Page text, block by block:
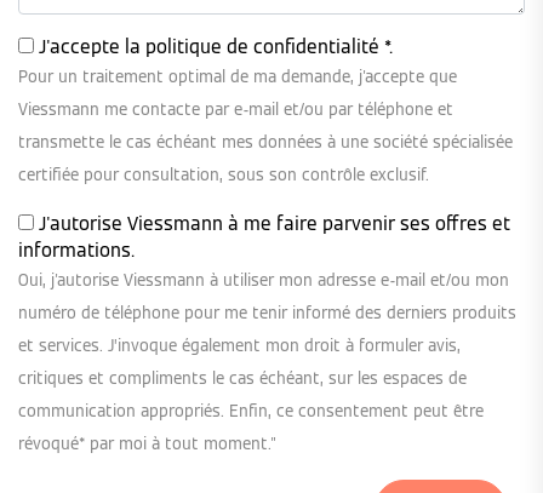
J'accepte la politique de confidentialité *.
Pour un traitement optimal de ma demande, j'accepte que
Viessmann me contacte par e-mail et/ou par téléphone et
transmette le cas échéant mes données à une société spécialisée
certifiée pour consultation, sous son contrôle exclusif.
J'autorise Viessmann à me faire parvenir ses offres et
informations.
Oui, j'autorise Viessmann à utiliser mon adresse e-mail et/ou mon
numéro de téléphone pour me tenir informé des derniers produits
et services. J’invoque également mon droit à formuler avis,
critiques et compliments le cas échéant, sur les espaces de
communication appropriés. Enfin, ce consentement peut être
révoqué* par moi à tout moment."